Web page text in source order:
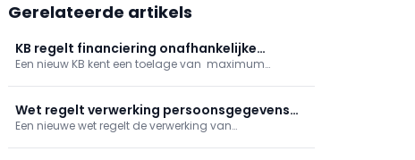
Gerelateerde artikels
KB regelt financiering onafhankelijke
geneesmiddeleninformatie
Een nieuw KB kent een toelage van maximum
verstrekken van objectieve
geneesmiddeleninformatie aan zorgverleners en
Wet regelt verwerking persoonsgegevens
door FAGG
Een nieuwe wet regelt de verwerking van